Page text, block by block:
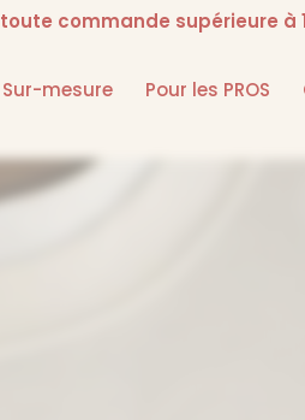
toute commande supérieure à
Sur-mesure Pour les PROS